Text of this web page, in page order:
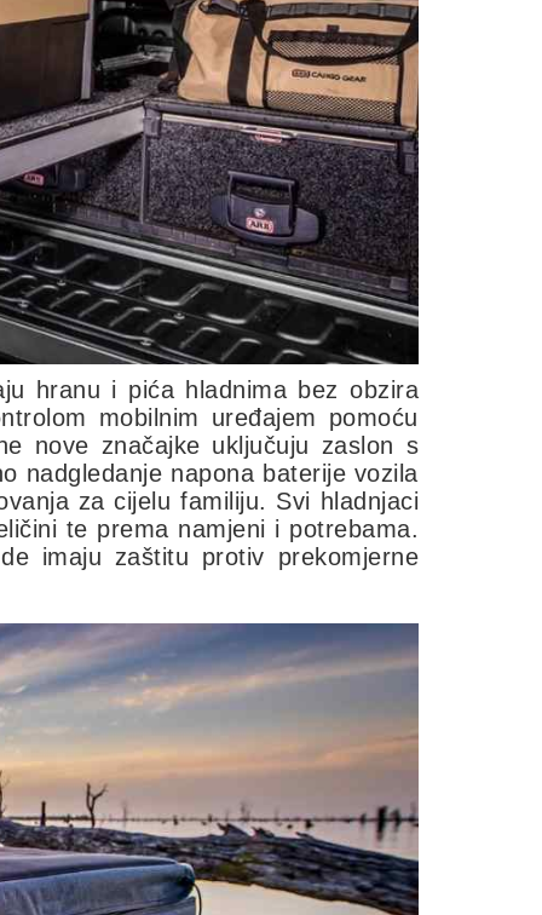
hranu i pića hladnima bez obzira
mobilnim uređajem pomoću
nove značajke uključuju zaslon s
nadgledanje napona baterije vozila
za cijelu familiju. Svi hladnjaci
te prema namjeni i potrebama.
imaju zaštitu protiv prekomjerne